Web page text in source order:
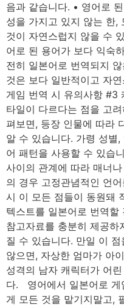
음과 같습니다. • 영어로
성을 가지고 있지 않는 한,
것이 자연스럽지 않을 수
어로 된 용어가 보다 익숙
전히 일본어로 번역되지
것은 보다 일반적이고 자
게임 번역 시 유의사항 #3
타일이 다르다는 점을 고
펴보면, 등장 인물에 따라
알 수 있습니다. 가령 성별
어 패턴을 사용할 수 있습
사이의 관계에 따라 매너
의 경우 고정관념적인 언
시 이 모든 점들이 동원돼
텍스트를 일본어로 번역
참고자료를 충분히 제공하
질 수 있습니다. 만일 이
않으면, 자상한 엄마가 아
성격의 남자 캐릭터가 어
다. 영어에서 일본어로 게
게 모든 것을 맡기지말고,